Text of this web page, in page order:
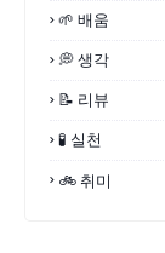
🌱 배움
💭 생각
📝 리뷰
🧪 실천
🚲 취미